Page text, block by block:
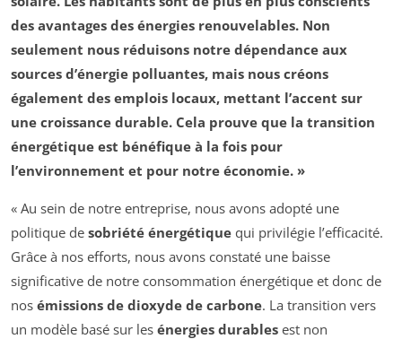
des avantages des énergies renouvelables. Non
seulement nous réduisons notre dépendance aux
sources d’énergie polluantes, mais nous créons
également des emplois locaux, mettant l’accent sur
une croissance durable. Cela prouve que la transition
énergétique est bénéfique à la fois pour
l’environnement et pour notre économie. »
« Au sein de notre entreprise, nous avons adopté une
politique de sobriété énergétique qui privilégie l’efficacité.
Grâce à nos efforts, nous avons constaté une baisse
significative de notre consommation énergétique et donc de
nos émissions de dioxyde de carbone. La transition vers
un modèle basé sur les énergies durables est non